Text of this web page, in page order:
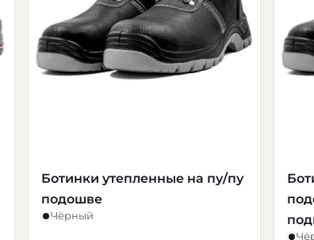
Ботинки утепленные на пу/пу
подошве
Чёрный